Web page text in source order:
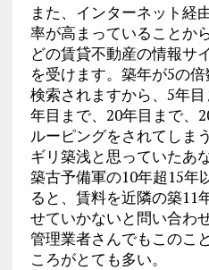
また、インターネット経
率が高まっていることか
どの賃貸不動産の情報サ
を受けます。築年が5の
検索されますから、5年
年目まで、20年目まで、
ルーピングをされてしま
ギリ築浅と思っていたあ
築古予備軍の10年超15年
ると、賃料を近隣の築11
せていかないと問い合わ
管理業者さんでもこのこ
ころがとても多い。